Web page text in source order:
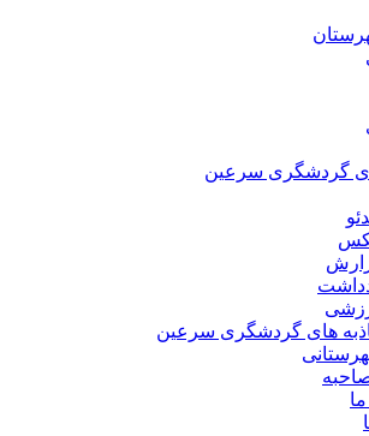
گردشگری سرعین
های گردشگری سرعین